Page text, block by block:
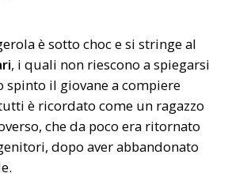
è sotto choc e si stringe al
, i quali non riescono a spiegarsi
spinto il giovane a compiere
è ricordato come un ragazzo
che da poco era ritornato
dopo aver abbandonato